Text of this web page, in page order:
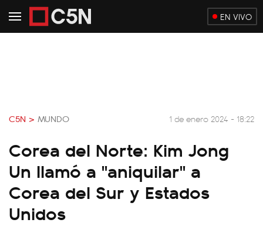
EN VIVO
C5N > MUNDO 1 de enero 2024 - 18:22
Corea del Norte: Kim Jong
Un llamó a "aniquilar" a
Corea del Sur y Estados
Unidos